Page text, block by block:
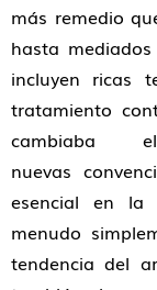
más remedio
hasta
incluyen ricas
tratamiento
cambiaba
nuevas
esencial en la
menudo
tendencia del